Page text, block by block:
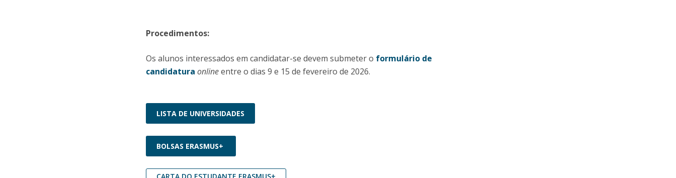
Procedimentos:
Os alunos interessados em candidatar-se devem submeter o formulário de
candidatura onlineentre o dias 9 e 15 de fevereiro de 2026.
LISTA DE UNIVERSIDADES
BOLSAS ERASMUS+